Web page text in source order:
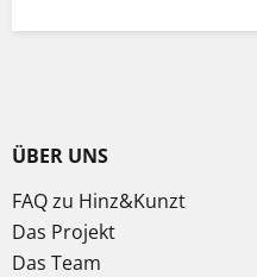
ÜBER UNS
FAQ zu Hinz&Kunzt
Das Projekt
Das Team